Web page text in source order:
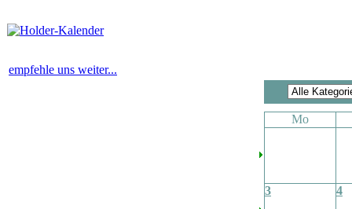
empfehle uns weiter...
Mo
3 4